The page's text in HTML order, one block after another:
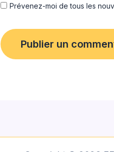
Prévenez-moi de tous les